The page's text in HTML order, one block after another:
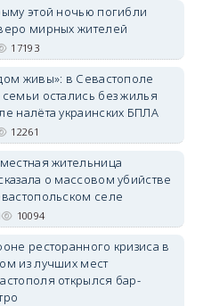
erid: 2SDnjdPjgYS
этой ночью погибли
мирных жителей
17193
живы»: в Севастополе
остались без жилья
налёта украинских БПЛА
12261
жительница
о массовом убийстве
селе
10094
ресторанного кризиса в
из лучших мест
открылся бар-